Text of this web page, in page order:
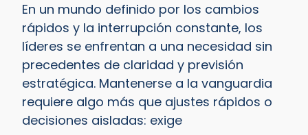
En un mundo definido por los cambios
rápidos y la interrupción constante, los
líderes se enfrentan a una necesidad sin
precedentes de claridad y previsión
estratégica. Mantenerse a la vanguardia
requiere algo más que ajustes rápidos o
decisiones aisladas: exige